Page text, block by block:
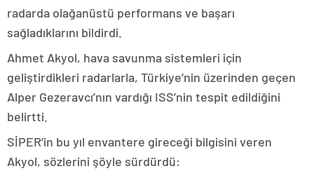
radarda olağanüstü performans ve başarı
sağladıklarını bildirdi.
Ahmet Akyol, hava savunma sistemleri için
geliştirdikleri radarlarla, Türkiye’nin üzerinden geçen
Alper Gezeravcı’nın vardığı ISS’nin tespit edildiğini
belirtti.
SİPER’in bu yıl envantere gireceği bilgisini veren
Akyol, sözlerini şöyle sürdürdü: